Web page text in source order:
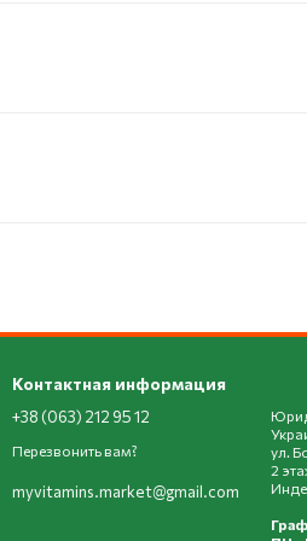
Контактная информация
+38 (063) 212 95 12
Перезвонить вам?
myvitamins.market@gmail.com
ул.
2